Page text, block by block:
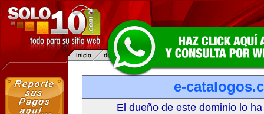
e-
El dueño de este dominio lo